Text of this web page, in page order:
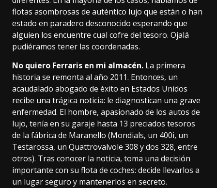
flotas asombrosas de auténtico lujo que están o han
estado en paradero desconocido esperando que
alguien los encuentre cual cofre del tesoro. Ojalá
pudiéramos tener las coordenadas.
No quiero Ferraris en mi almacén. La primera
historia se remonta al año 2011. Entonces, un
acaudalado abogado de éxito en Estados Unidos
recibe una trágica noticia: le diagnostican una grave
enfermedad. El hombre, apasionado de los autos de
lujo, tenía en su garaje hasta 13 preciados tesoros
de la fábrica de Maranello (Mondials, un 400i, un
Testarossa, un Quattrovalvole 308 y dos 328, entre
otros). Tras conocer la noticia, toma una decisión
importante con su flota de coches: decide llevarlos a
un lugar seguro y mantenerlos en secreto.